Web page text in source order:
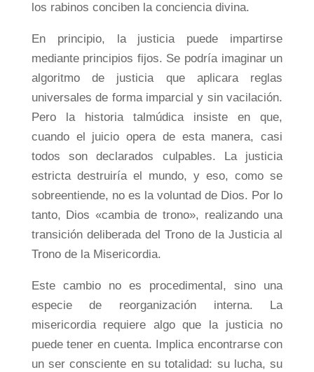
los rabinos conciben la conciencia divina.
En principio, la justicia puede impartirse
mediante principios fijos. Se podría imaginar un
algoritmo de justicia que aplicara reglas
universales de forma imparcial y sin vacilación.
Pero la historia talmúdica insiste en que,
cuando el juicio opera de esta manera, casi
todos son declarados culpables. La justicia
estricta destruiría el mundo, y eso, como se
sobreentiende, no es la voluntad de Dios. Por lo
tanto, Dios «cambia de trono», realizando una
transición deliberada del Trono de la Justicia al
Trono de la Misericordia.
Este cambio no es procedimental, sino una
especie de reorganización interna. La
misericordia requiere algo que la justicia no
puede tener en cuenta. Implica encontrarse con
un ser consciente en su totalidad: su lucha, su